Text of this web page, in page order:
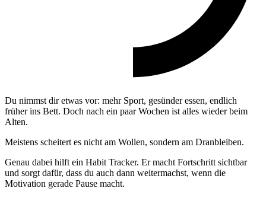
Du nimmst dir etwas vor: mehr Sport, gesünder essen, endlich
früher ins Bett. Doch nach ein paar Wochen ist alles wieder beim
Alten.
Meistens scheitert es nicht am Wollen, sondern am Dranbleiben.
Genau dabei hilft ein Habit Tracker. Er macht Fortschritt sichtbar
und sorgt dafür, dass du auch dann weitermachst, wenn die
Motivation gerade Pause macht.